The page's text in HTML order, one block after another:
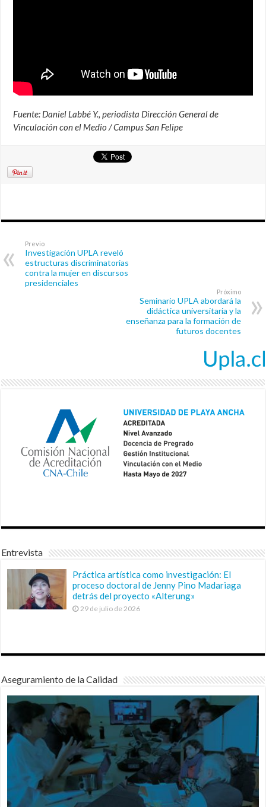
Fuente: Daniel Labbé Y., periodista Dirección General de
Vinculación con el Medio / Campus San Felipe
Previo
Investigación UPLA reveló
estructuras discriminatorias
contra la mujer en discursos
presidenciales
Próximo
Seminario UPLA abordará la
didáctica universitaria y la
enseñanza para la formación de
futuros docentes
Entrevista
Práctica artística como investigación: El
proceso doctoral de Jenny Pino Madariaga
detrás del proyecto «Alterung»
29 de julio de 2026
Aseguramiento de la Calidad